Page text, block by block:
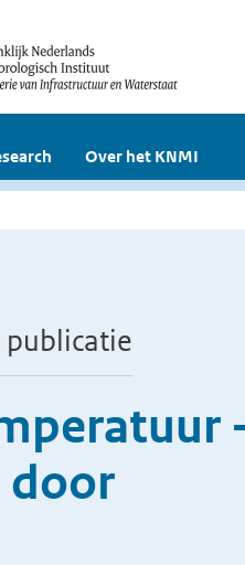
Over het KNMI
publicatie
door